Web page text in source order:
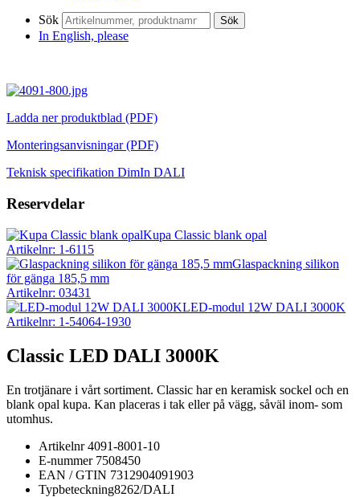
Sök Sök
In English, please
Ladda ner produktblad (PDF)
Monteringsanvisningar (PDF)
Teknisk specifikation DimIn DALI
Reservdelar
Kupa Classic blank opal
Artikelnr: 1-6115
Glaspackning silikon
för gänga 185,5 mm
Artikelnr: 03431
LED-modul 12W DALI 3000K
Artikelnr: 1-54064-1930
Classic LED DALI 3000K
En trotjänare i vårt sortiment. Classic har en keramisk sockel och en
blank opal kupa. Kan placeras i tak eller på vägg, såväl inom- som
utomhus.
Artikelnr4091-8001-10
E-nummer7508450
EAN / GTIN 7312904091903
Typbeteckning8262/DALI